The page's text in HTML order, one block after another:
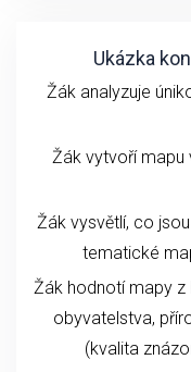
Ukázka
Žák analyzuje
Žák vytvoří
Žák vysvětlí, co
tematické
Žák hodnotí mapy z
obyvatelstva,
(kvalita